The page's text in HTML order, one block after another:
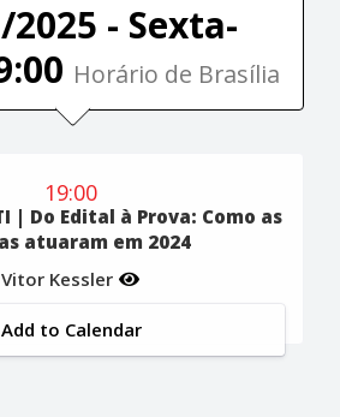
- Sexta-
Horário de Brasília
19:00
| Do Edital à Prova: Como as
atuaram em 2024
Vitor Kessler
Add to Calendar